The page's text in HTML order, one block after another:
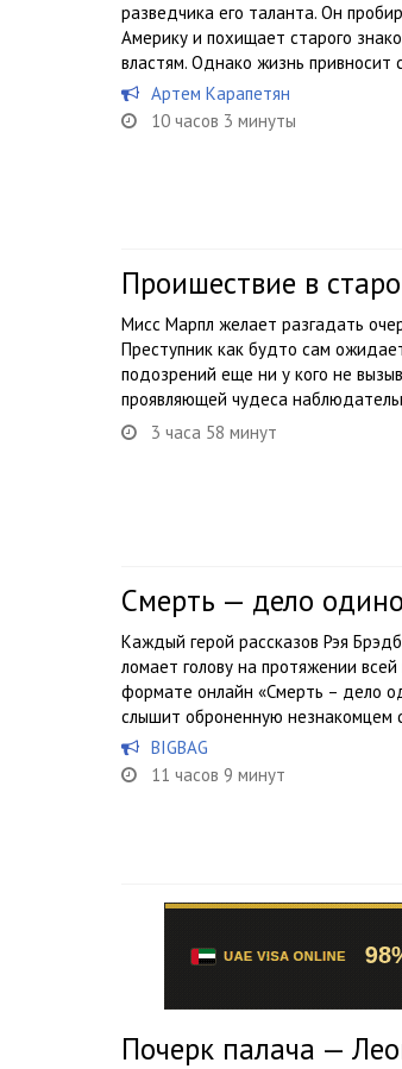
разведчика его таланта. Он
Америку и похищает старого
властям. Однако жизнь привносит
Артем Карапетян
10 часов 3 минуты
Проишествие в
Мисс Марпл желает разгадать
Преступник как будто сам
подозрений еще ни у кого не
проявляющей чудеса
3 часа 58 минут
Смерть — дело
Каждый герой рассказов Рэя
ломает голову на протяжении
формате онлайн «Смерть – дело
слышит оброненную незнакомцем
BIGBAG
11 часов 9 минут
Почерк палача —